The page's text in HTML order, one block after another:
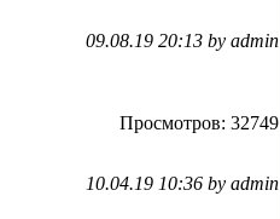
09.08.19 20:13 by admin
Просмотров: 32749
10.04.19 10:36 by admin